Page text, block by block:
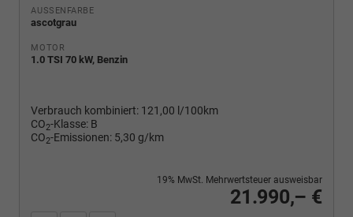
AUSSENFARBE
ascotgrau
MOTOR
1.0 TSI 70 kW, Benzin
Verbrauch kombiniert: 121,00 l/100km
CO2-Klasse: B
CO2-Emissionen: 5,30 g/km
21.990,– €
19% MwSt. Mehrwertsteuer ausweisbar